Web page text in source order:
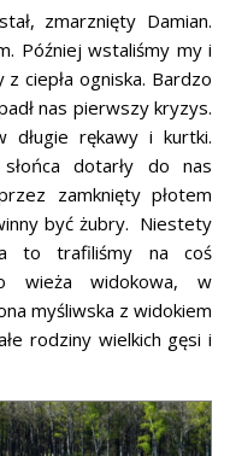
zmarznięty Damian.
Później wstaliśmy my i
ciepła ogniska. Bardzo
nas pierwszy kryzys.
rękawy i kurtki.
dotarły do nas
zamknięty płotem
być żubry. Niestety
to trafiliśmy na coś
wieża widokowa, w
myśliwska z widokiem
rodziny wielkich gęsi i